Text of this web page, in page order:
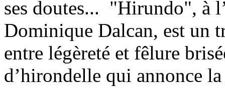
ses doutes... "Hirundo", à
Dominique Dalcan, est un
entre légèreté et fêlure
d’hirondelle qui annonce